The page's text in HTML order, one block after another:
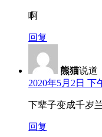
啊
回复
熊猫说道
2020年5月2日 下
下辈子变成千岁
回复